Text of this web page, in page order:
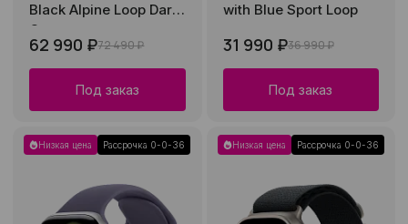
Black Alpine Loop Dark
Green
62 990 ₽72 490 ₽
Под заказ
with Blue Sport Loop
31 990 ₽36 990 ₽
Под заказ
Низкая цена Рассрочка 0-0-36 Низкая цена Рассрочка 0-0-36